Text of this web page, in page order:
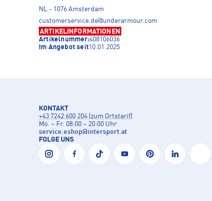
NL - 1076 Amsterdam
customerservice.de@underarmour.com
ARTIKELINFORMATIONEN
Artikelnummer:408106036
Im Angebot seit10.01.2025
KONTAKT
+43 7242 600 204 (zum Ortstarif)
Mo. – Fr. 08:00 – 20:00 Uhr
service.eshop@intersport.at
FOLGE UNS